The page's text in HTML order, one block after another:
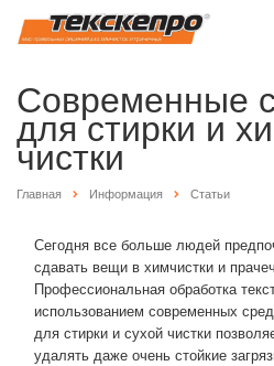
Современные
для стирки и
чистки
Главная Информация Статьи
Сегодня все больше людей
сдавать вещи в химчистки и
Профессиональная обработка
использованием современных
для стирки и сухой чистки
удалять даже очень стойкие